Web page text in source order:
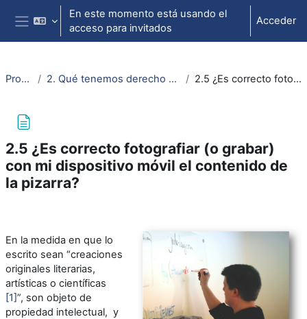
Salta al contenido principal
Panel lateral
En este momento está usando el
acceso para invitados
Acceder
Propiedad intelectual 2. Qué tenemos derecho a hacer (¿qué podemos usar en clase, en el aula virtual o en trabajos académicos?) 2.5 ¿Es correcto fotografiar (o grabar) con mi dispositivo móvil el contenido de la pizarra?
2.5 ¿Es correcto fotografiar (o grabar)
con mi dispositivo móvil el contenido de
la pizarra?
En la medida en que lo
escrito sean “creaciones
originales literarias,
artísticas o científicas
[1]”, son objeto de
propiedad intelectual, y